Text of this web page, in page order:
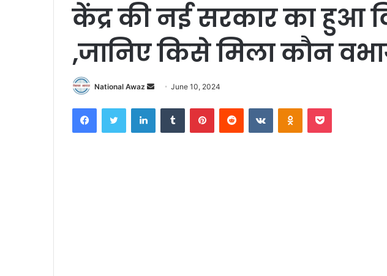
केंद्र की नई सरकार का हुआ
,जानिए किसे मिला कौन
National Awaz
d
June 10, 2024